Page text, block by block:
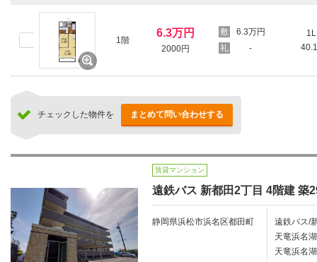
1階
6.3万円
2000円
6.3万円
-
チェックした物件を まとめて問い合わせする
賃貸マンション
遠鉄バス 新都田2丁目 4階建 築
静岡県浜松市浜名区都田町
遠鉄バス/
天竜浜名
天竜浜名